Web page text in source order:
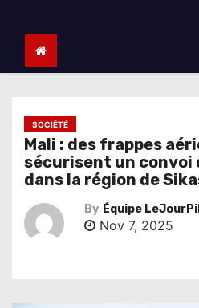
SOCIÉTÉ
Mali : des frappes
sécurisent un convoi
dans la région de
By Équipe
Nov 7, 2025